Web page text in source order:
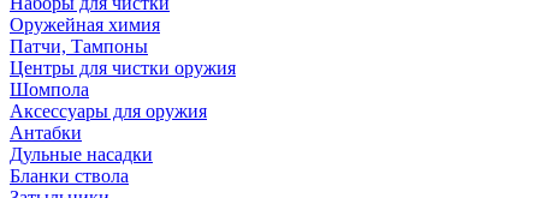
Оружейная химия
Патчи, Тампоны
Центры для чистки оружия
Шомпола
Аксессуары для оружия
Антабки
Дульные насадки
Бланки ствола